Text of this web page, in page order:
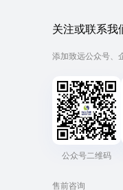
关注或联系我
添加致远公众号、
公众号二维码
售前咨询